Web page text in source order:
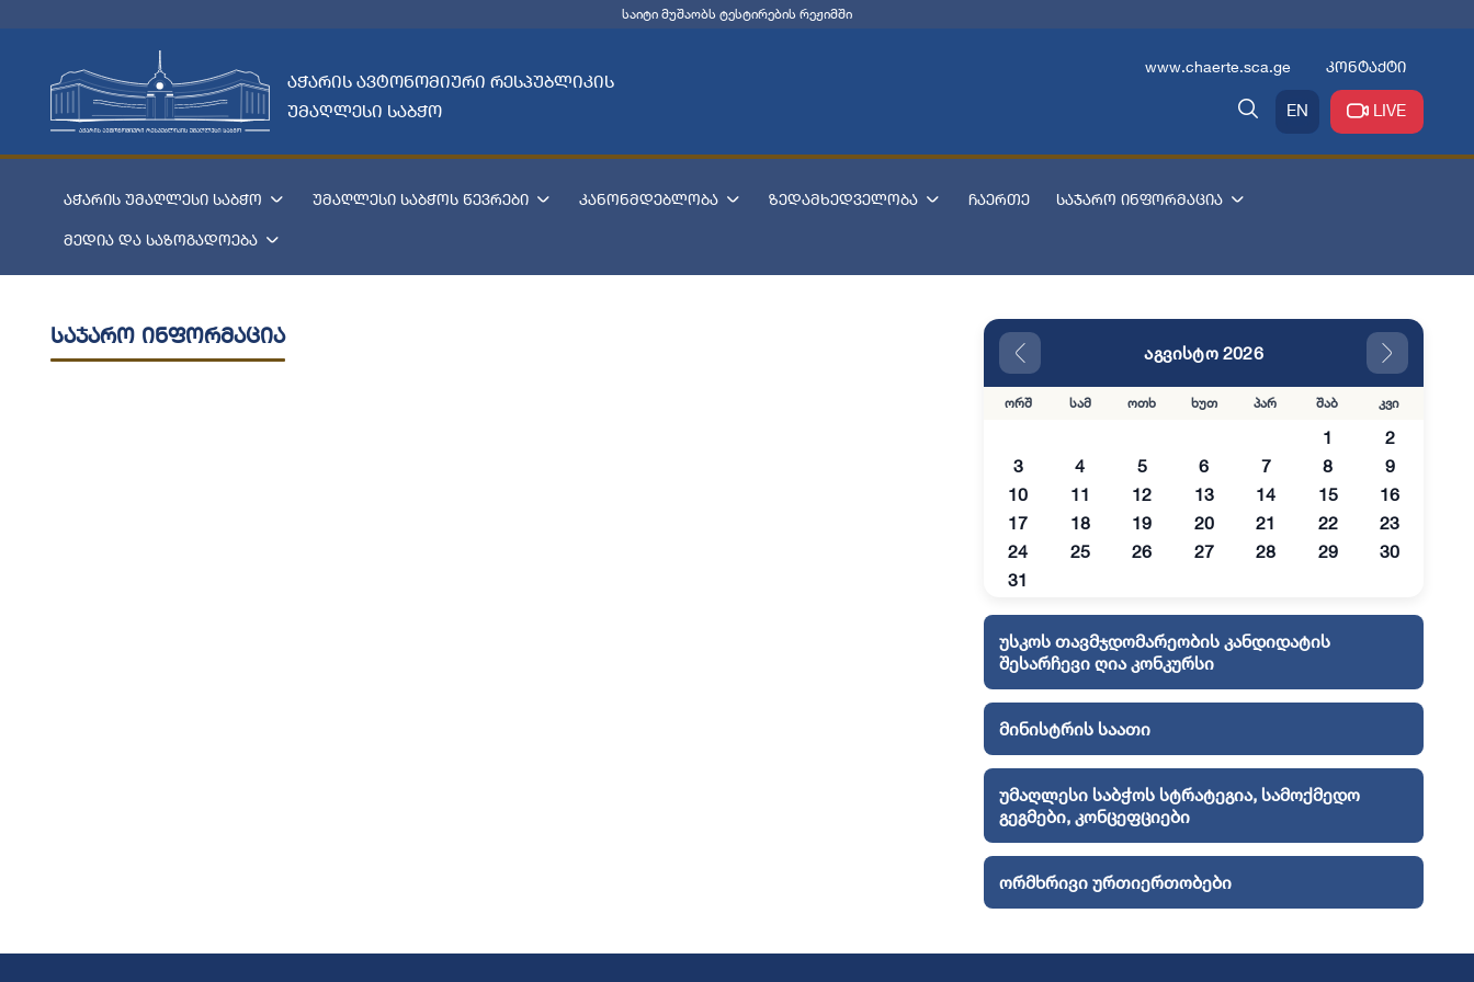
საიტი მუშაობს ტესტირების რეჟიმში
აჭარის ავტონომიური რესპუბლიკის
უმაღლესი საბჭო
www.chaerte.sca.ge კონტაქტი
EN LIVE
აჭარის უმაღლესი საბჭო უმაღლესი საბჭოს წევრები კანონმდებლობა ზედამხედველობა ჩაერთე საჯარო ინფორმაცია
მედია და საზოგადოება
საჯარო ინფორმაცია
აგვისტო 2026
ორშ სამ ოთხ ხუთ პარ შაბ კვი
1
2
3
4 5 6 7 8
9
10
11 12 13 14 15
16
17
18 19 20 21 22
23
24
25 26 27 28 29
30
31
უსკოს თავმჯდომარეობის კანდიდატის
შესარჩევი ღია კონკურსი
მინისტრის საათი
უმაღლესი საბჭოს სტრატეგია, სამოქმედო
გეგმები, კონცეფციები
ორმხრივი ურთიერთობები